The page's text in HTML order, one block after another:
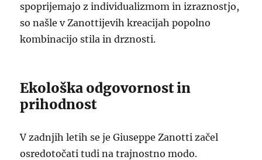
spoprijemajo z individualizmom in izraznostjo,
so našle v Zanottijevih kreacijah popolno
kombinacijo stila in drznosti.
Ekološka odgovornost in
prihodnost
V zadnjih letih se je Giuseppe Zanotti začel
osredotočati tudi na trajnostno modo.